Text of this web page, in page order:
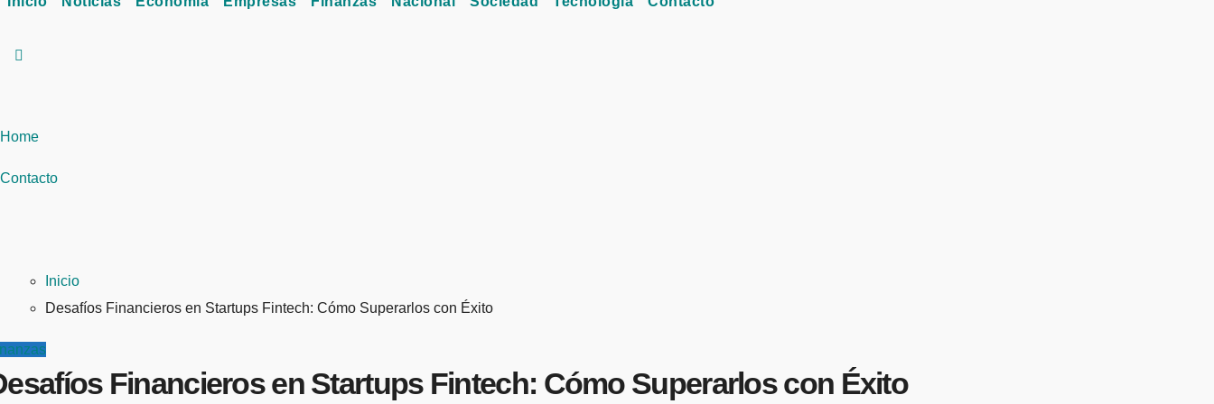
Home
Contacto
Inicio
Desafíos Financieros en Startups Fintech: Cómo Superarlos con Éxito
Financieros en Startups Fintech: Cómo Superarlos con Éxito